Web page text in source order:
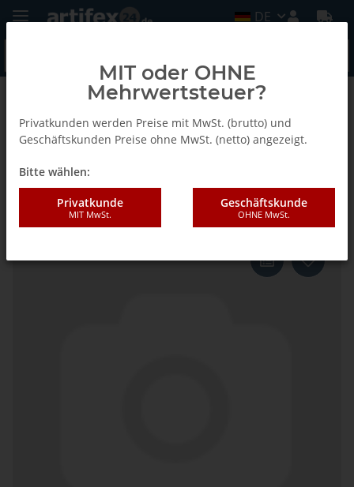
DE
Zurück zur Liste G20 S2
Lamello Handgriff M8, für
G20,G20 S2
MIT oder OHNE
Mehrwertsteuer?
Privatkunden werden Preise mit MwSt. (brutto) und
Geschäftskunden Preise ohne MwSt. (netto) angezeigt.
Bitte wählen:
Privatkunde
MIT MwSt.
Geschäftskunde
OHNE MwSt.